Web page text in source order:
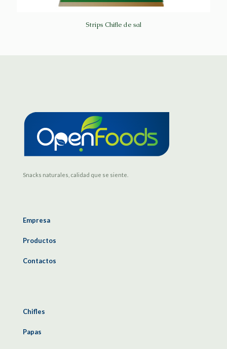
Strips Chifle de sal
Snacks naturales, calidad que se siente.
Empresa
Productos
Contactos
Chifles
Papas